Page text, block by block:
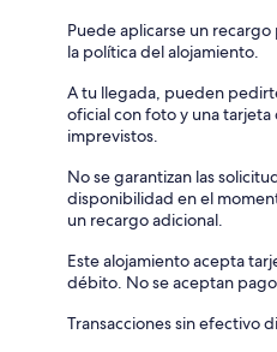
Puede aplicarse un
la política del alojamiento.
A tu llegada, pueden
oficial con foto y una
imprevistos.
No se garantizan las
disponibilidad en el
un recargo adicional.
Este alojamiento acepta
débito. No se aceptan
Transacciones sin efectivo